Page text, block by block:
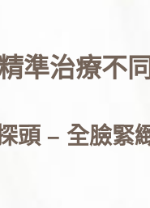
準治療不
頭 – 全臉緊